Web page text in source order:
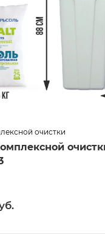
очистки